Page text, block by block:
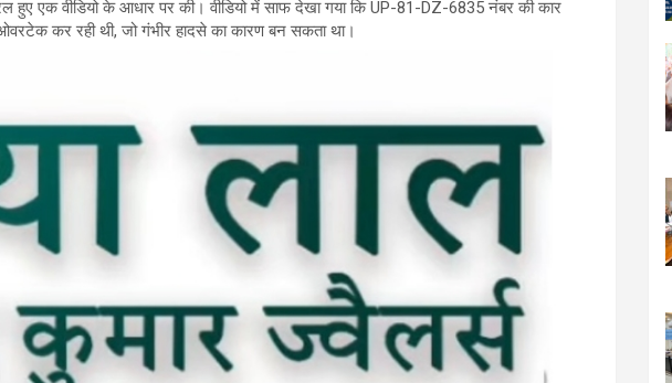
हुए एक वीडियो के आधार पर की। वीडियो में साफ देखा गया कि UP-81-DZ-6835 नंबर की कार
कर रही थी, जो गंभीर हादसे का कारण बन सकता था।